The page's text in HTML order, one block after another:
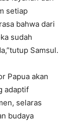
setiap
bahwa dari
sudah
Samsul.
Papua akan
adaptif
selaras
budaya